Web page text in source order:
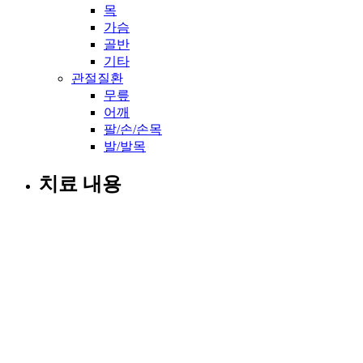
목
가슴
골반
기타
관절질환
무릎
어깨
팔/손/손목
발/발목
치료 내용